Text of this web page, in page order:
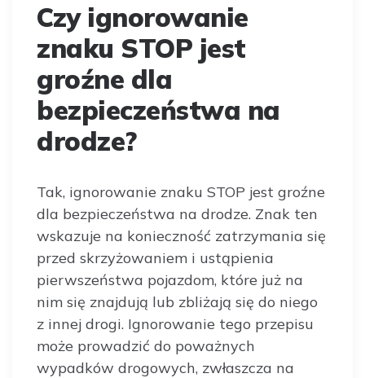
Czy ignorowanie
znaku STOP jest
groźne dla
bezpieczeństwa na
drodze?
Tak, ignorowanie znaku STOP jest groźne
dla bezpieczeństwa na drodze. Znak ten
wskazuje na konieczność zatrzymania się
przed skrzyżowaniem i ustąpienia
pierwszeństwa pojazdom, które już na
nim się znajdują lub zbliżają się do niego
z innej drogi. Ignorowanie tego przepisu
może prowadzić do poważnych
wypadków drogowych, zwłaszcza na